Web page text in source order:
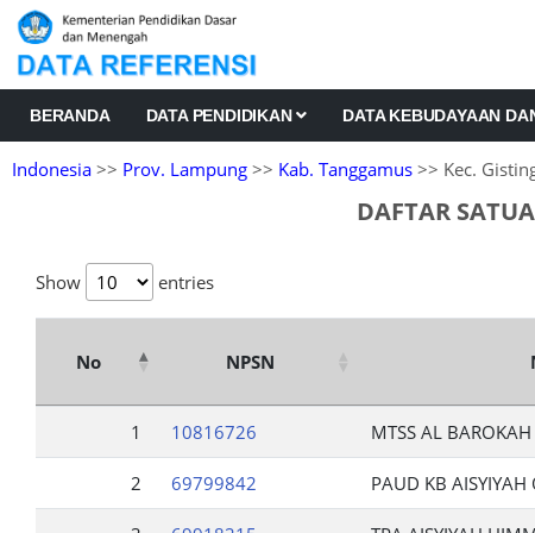
BERANDA DATA PENDIDIKAN DATA KEBUDAYAAN
Indonesia >> Prov. Lampung >> Kab. Tanggamus >> Kec.
DAFTAR
Show entries
No NPSN
1 10816726 MTSS AL BAROKAH
2 69799842 PAUD KB AISYIYAH